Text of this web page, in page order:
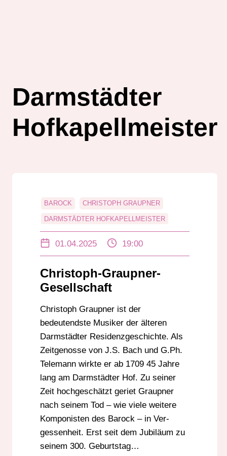
Darm­städter
Hofkapellmeister
BAROCK CHRISTOPH GRAUPNER
DARM­STÄDTER HOFKAPELLMEISTER
01.04.2025 19:00
Christoph-Graupner-
Gesellschaft
Christoph Graupner ist der
bedeutendste Musiker der älteren
Darmstädter Residenz­ge­schichte. Als
Zeit­genosse von J.S. Bach und G.Ph.
Telemann wirkte er ab 1709 45 Jahre
lang am Darm­städter Hof. Zu seiner
Zeit hochgeschätzt geriet Graupner
nach seinem Tod – wie viele weitere
Komponisten des Barock – in Ver­
gessen­heit. Erst seit dem Jubiläum zu
seinem 300. Geburtstag…